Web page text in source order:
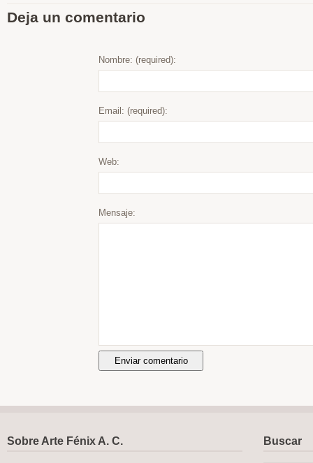
Deja un comentario
Nombre: (required):
Email: (required):
Web:
Mensaje:
Sobre Arte Fénix A. C. Buscar